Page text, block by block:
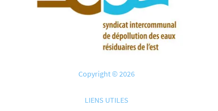
Copyright © 2026
LIENS UTILES